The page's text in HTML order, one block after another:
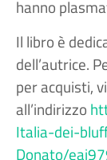
hanno
Il libro è
dell’autrice.
per acquisti,
all’indirizzo
Italia-dei-
Donato/